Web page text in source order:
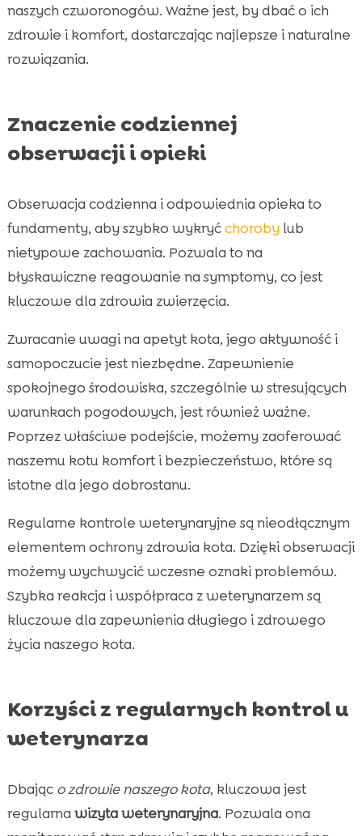
naszych czworonogów. Ważne jest, by dbać o ich
zdrowie i komfort, dostarczając najlepsze i naturalne
rozwiązania.
Znaczenie codziennej
obserwacji i opieki
Obserwacja codzienna i odpowiednia opieka to
fundamenty, aby szybko wykryćchoroby lub
nietypowe zachowania. Pozwala to na
błyskawiczne reagowanie na symptomy, co jest
kluczowe dla zdrowia zwierzęcia.
Zwracanie uwagi na apetyt kota, jego aktywność i
samopoczucie jest niezbędne. Zapewnienie
spokojnego środowiska, szczególnie w stresujących
warunkach pogodowych, jest również ważne.
Poprzez właściwe podejście, możemy zaoferować
naszemu kotu komfort i bezpieczeństwo, które są
istotne dla jego dobrostanu.
Regularne kontrole weterynaryjne są nieodłącznym
elementem ochrony zdrowia kota. Dzięki obserwacji
możemy wychwycić wczesne oznaki problemów.
Szybka reakcja i współpraca z weterynarzem są
kluczowe dla zapewnienia długiego i zdrowego
życia naszego kota.
Korzyści z regularnych kontrol u
weterynarza
Dbając o zdrowie naszego kota, kluczowa jest
regularna wizyta weterynaryjna. Pozwala ona